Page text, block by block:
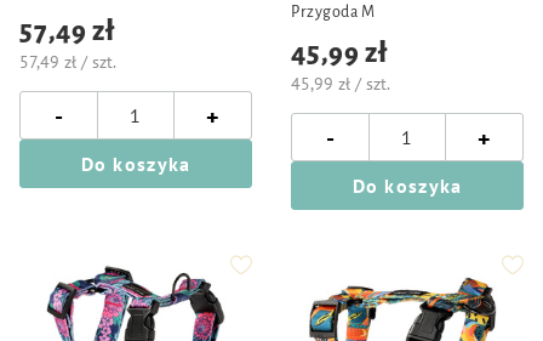
57,49 zł
57,49 zł / szt.
- +
Do koszyka
Przygoda M
45,99 zł
45,99 zł / szt.
- +
Do koszyka